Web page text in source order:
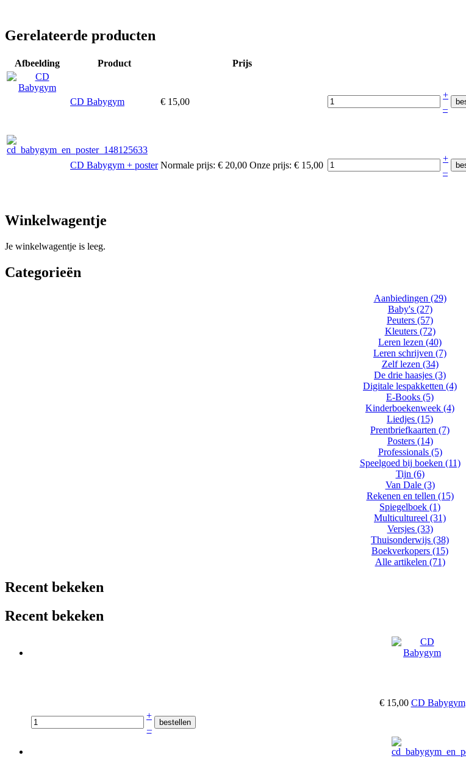
Gerelateerde producten
Afbeelding Product Prijs
CD Babygym € 15,00
+
–
CD Babygym + poster Normale prijs: € 20,00 Onze prijs: € 15,00
+
–
Winkelwagentje
Je winkelwagentje is leeg.
Categorieën
Aanbiedingen (29)
Baby's (27)
Peuters (57)
Kleuters (72)
Leren lezen (40)
Leren schrijven (7)
Zelf lezen (34)
De drie haasjes (3)
Digitale lespakketten (4)
E-Books (5)
Kinderboekenweek (4)
Liedjes (15)
Prentbriefkaarten (7)
Posters (14)
Professionals (5)
Speelgoed bij boeken (11)
Tijn (6)
Van Dale (3)
Rekenen en tellen (15)
Spiegelboek (1)
Multicultureel (31)
Versjes (33)
Thuisonderwijs (38)
Boekverkopers (15)
Alle artikelen (71)
Recent bekeken
Recent bekeken
€ 15,00 CD Babygym
+
–